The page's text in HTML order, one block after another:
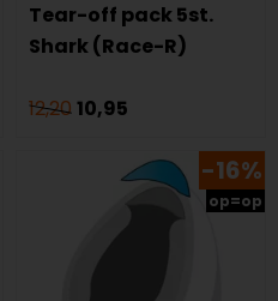
Tear-off pack 5st.
Shark (Race-R)
12,2010,95
-16%
op=op